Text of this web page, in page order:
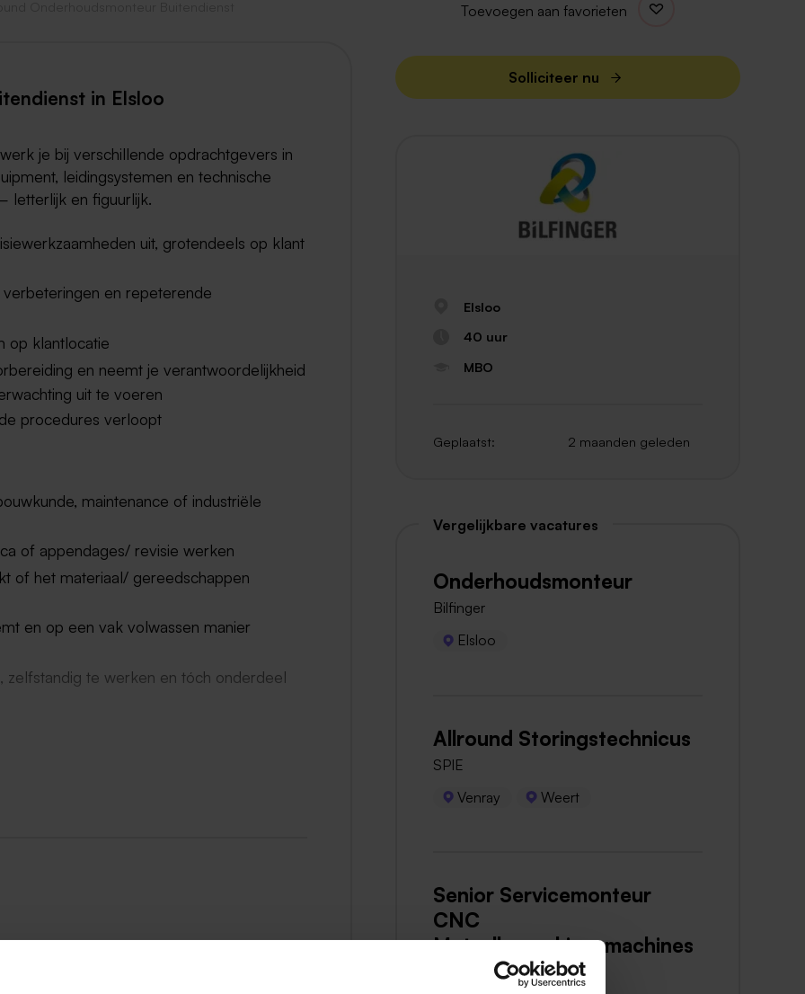
in Elsloo
je bij verschillende opdrachtgevers in
leidingsystemen en technische
letterlijk en figuurlijk.
uit, grotendeels op klant
en repeterende
op klantlocatie
en neemt je verantwoordelijkheid
uit te voeren
procedures verloopt
maintenance of industriële
of appendages/ revisie werken
of het materiaal/ gereedschappen
en op een vak volwassen manier
te werken en tóch onderdeel
wachtdienst vergoeding indien van
nodig hebt om je werk goed te doen
voor jouw ontwikkeling
Toevoegen aan favorieten
Solliciteer nu
Elsloo
40 uur
MBO
Geplaatst: 2 maanden geleden
Vergelijkbare vacatures
Onderhoudsmonteur
Bilfinger
Elsloo
Allround Storingstechnicus
SPIE
Venray
Weert
Senior Servicemonteur
CNC
Metaalbewerkingsmachines